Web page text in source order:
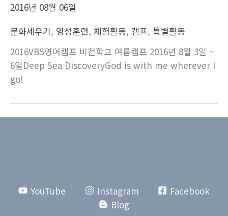
2016년 08월 06일
문화세우기, 영성훈련, 체험활동, 캠프, 특별활동
2016VBS영어캠프 비전학교 여름캠프 2016년 8월 3일 ~
6일Deep Sea DiscoveryGod is with me wherever I
go!
YouTube Instagram
Facebook
Blog